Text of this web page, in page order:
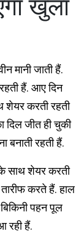
खुला
मानी जाती हैं.
हैं. आए दिन
करती रहती
दिल जीत ही चुकी
रहती हैं.
साथ शेयर करती
करते हैं. हाल
पहन पूल
रही हैं.